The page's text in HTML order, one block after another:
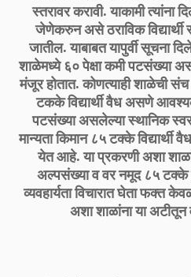
स्तरावर करावी. याकामी त्यांना
जेणेकरुन असे ठराविक विद्यार्थी
जातील. याबाबत यापुर्वी सूचना
शाळेमध्ये ६० पेक्षा कमी पटसंख्या
मंजूर होतात. कोणत्याही शाळेची संच
टकके विद्यार्थी वैध असणे
पटसंख्या असलेल्या स्थानिक
मान्यता किमान ८५ टक्के
येत आहे. या प्रकरणी अशा
अल्पसंख्या व वर नमूद ८५ टक्के
व्यवहार्यता विचारात घेता फक्त
अशा शाळांना या